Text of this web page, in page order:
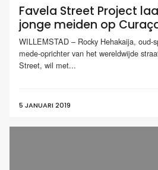
Favela Street Project
jonge meiden op
WILLEMSTAD – Rocky Hehakaija, oud-
mede-oprichter van het wereldwijde
Street, wil met...
5 JANUARI 2019